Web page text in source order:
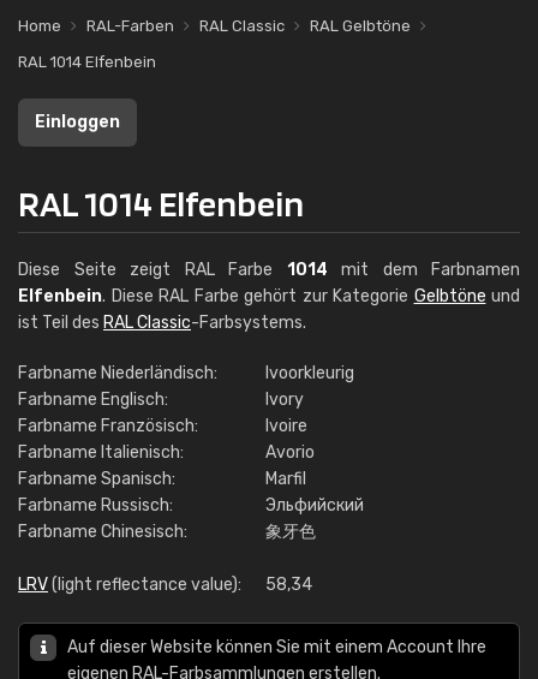
Home RAL-Farben RAL Classic
RAL Gelbtöne
RAL 1014 Elfenbein
Einloggen
RAL 1014 Elfenbein
Diese Seite zeigt RAL Farbe 1014 mit dem Farbnamen
Elfenbein. Diese RAL Farbe gehört zur Kategorie Gelbtöne und
ist Teil des RAL Classic-Farbsystems.
Farbname Niederländisch:
Ivoorkleurig
Farbname Englisch:
Ivory
Farbname Französisch:
Ivoire
Farbname Italienisch:
Avorio
Farbname Spanisch:
Marfil
Farbname Russisch:
Эльфийский
Farbname Chinesisch:
象牙色
LRV(light reflectance value): 58,34
Auf dieser Website können Sie mit einem Account Ihre
eigenen RAL-Farbsammlungen erstellen.